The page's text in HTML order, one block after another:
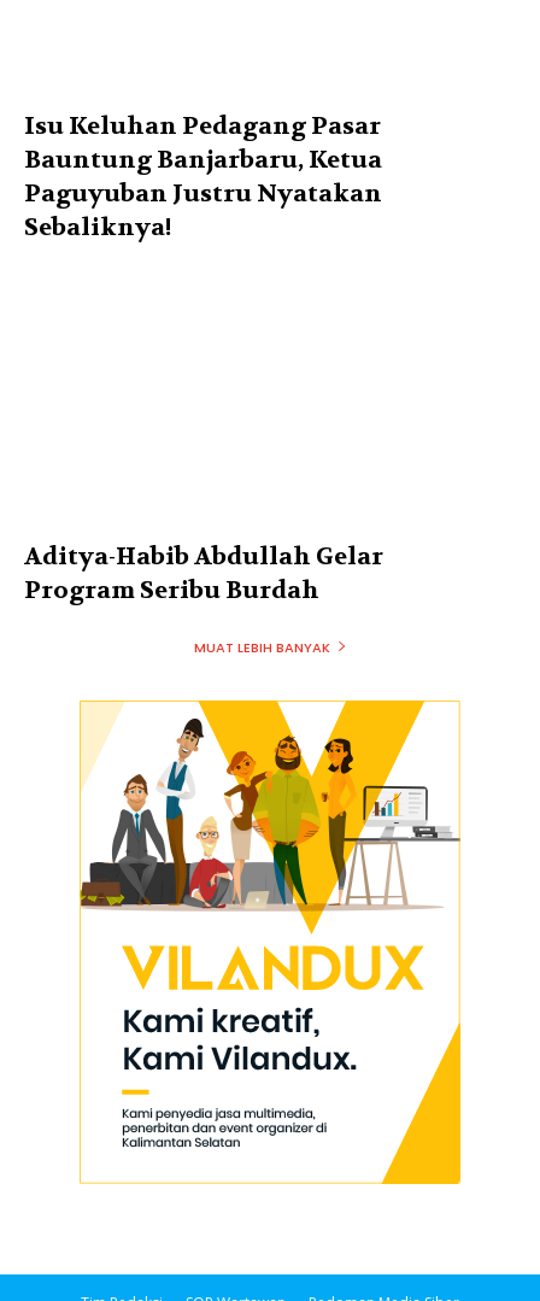
Isu Keluhan Pedagang Pasar
Bauntung Banjarbaru, Ketua
Paguyuban Justru Nyatakan
Sebaliknya!
Aditya-Habib Abdullah Gelar
Program Seribu Burdah
MUAT LEBIH BANYAK